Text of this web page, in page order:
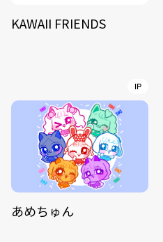
KAWAII FRIENDS
IP
あめちゅん